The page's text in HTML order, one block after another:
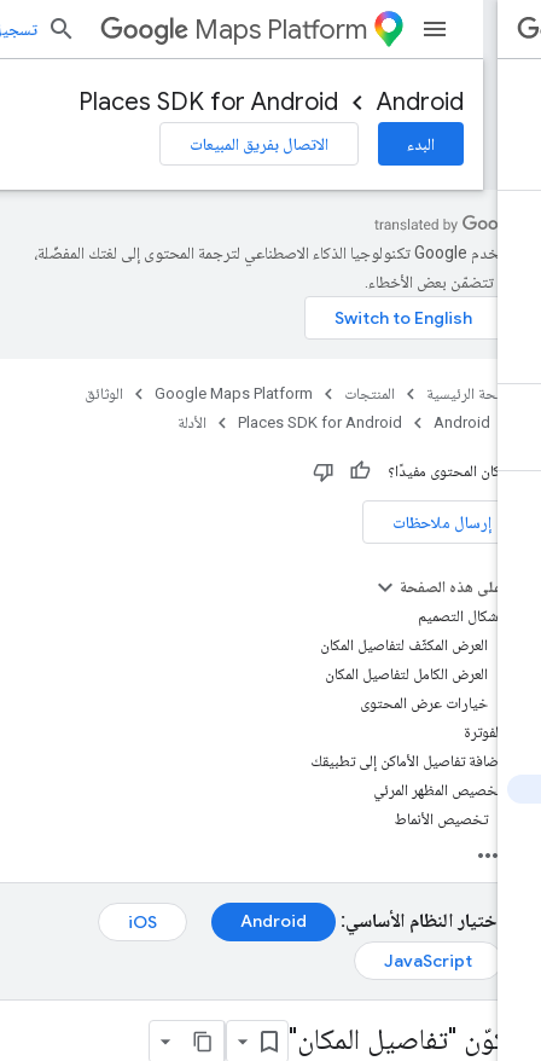
Maps Platform تسجيل
Android
Places SDK for Android
الاتصال بفريق المبيعات
تستخدم Google تكنولوجيا الذكاء الاصطناعي لترجمة المحتوى إلى لغتك المفضّلة،
تتضمّن بعض الأخطاء.
الرئيسية المنتجات Google Maps Platform
الوثائق
Android
Places SDK for Android الأدلة
كان المحتوى مفيدًا؟
إرسال ملاحظات
على هذه الصفحة
أشكال التصميم
العرض المكثّف لتفاصيل المكان
العرض الكامل لتفاصيل المكان
خيارات عرض المحتوى
الفوترة
إضافة تفاصيل الأماكن إلى تطبيقك
تخصيص المظهر المرئي
تخصيص الأنماط
اختيار النظام الأساسي: Android‏
iOS‏
JavaScript‏
"تفاصيل المكان"